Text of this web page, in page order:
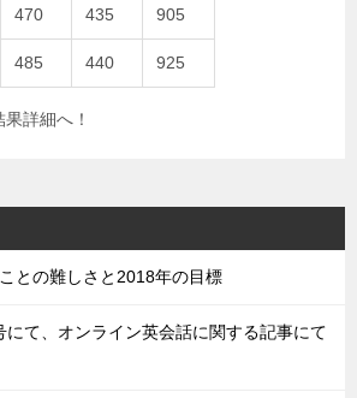
470 435 905
485 440 925
詳細へ！
との難しさと2018年の目標
にて、オンライン英会話に関する記事にて